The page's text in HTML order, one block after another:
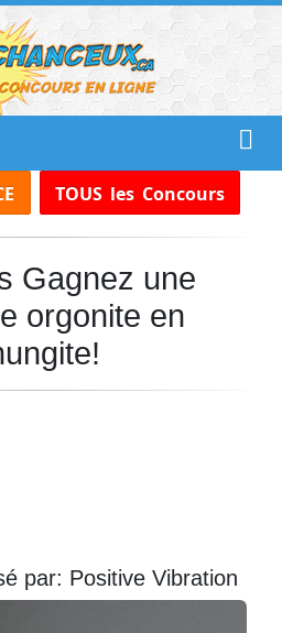
TOUS les Concours
Gagnez une
orgonite en
par: Positive Vibration